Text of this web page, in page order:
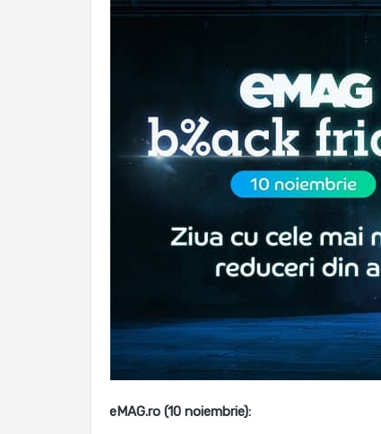
eMAG.ro (10 noiembrie):